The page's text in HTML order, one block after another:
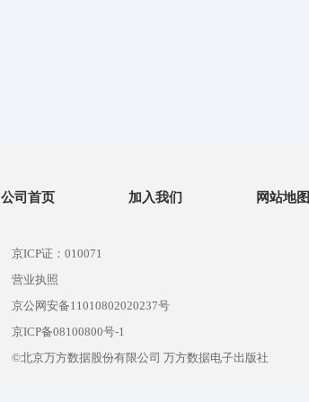
公司首页 加入我们 网站地图
京ICP证：010071
营业执照
京公网安备11010802020237号
京ICP备08100800号-1
©北京万方数据股份有限公司 万方数据电子出版社